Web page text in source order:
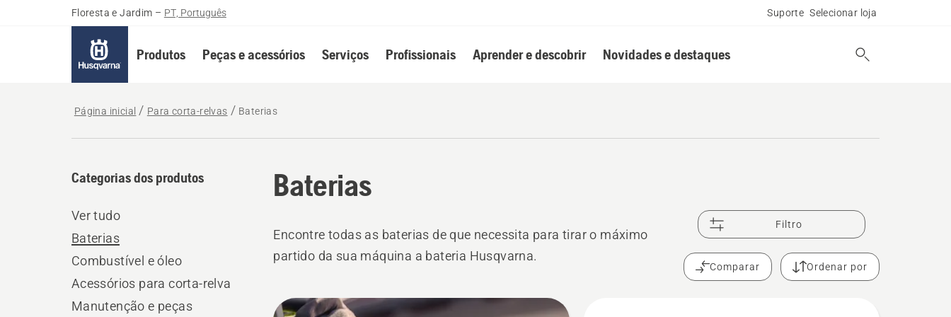
Floresta e Jardim – PT, Português Suporte Selecionar loja
Produtos Peças e acessórios Serviços Profissionais Aprender e descobrir Novidades e destaques
Página inicial Para corta-relvas Baterias
Baterias
Categorias dos produtos
Ver tudo
Baterias
Combustível e óleo
Acessórios para corta-relva
Manutenção e peças
Encontre todas as baterias de que necessita para tirar o máximo
partido da sua máquina a bateria Husqvarna.
Filtro
Comparar Ordenar por
Todos